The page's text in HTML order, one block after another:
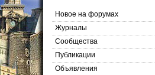
Новое на форумах
Журналы
Сообщества
Публикации
Объявления